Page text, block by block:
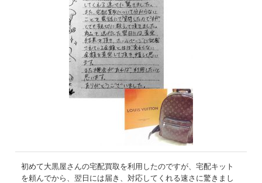
初めて大黒屋さんの宅配買取を利用したのですが、宅配キット
を頼んでから、翌日には届き、対応してくれる速さに驚きまし